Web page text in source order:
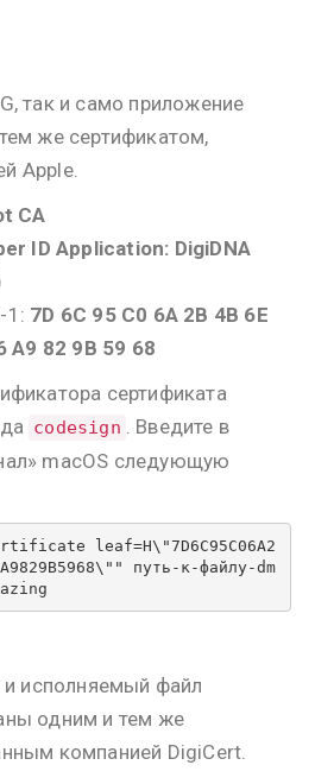
так и само приложение
же сертификатом,
Apple.
CA
ID Application: DigiDNA
1: 7D 6C 95 C0 6A 2B 4B 6E
A9 82 9B 59 68
сертификата
codesign . Введите в
macOS следующую
leaf=H\"7D6C95C06A2
путь-к-файлу-dm
и исполняемый файл
одним и тем же
компанией DigiCert.